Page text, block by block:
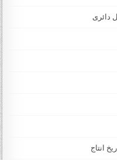
دائرى
انتاج